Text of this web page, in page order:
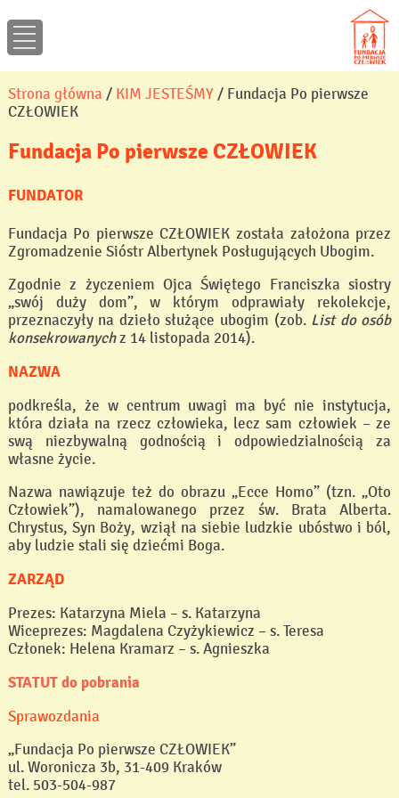
Strona główna / KIM JESTEŚMY/ Fundacja Po pierwsze
CZŁOWIEK
Fundacja Po pierwsze CZŁOWIEK
FUNDATOR
Fundacja Po pierwsze CZŁOWIEK została założona przez
Zgromadzenie Sióstr Albertynek Posługujących Ubogim.
Zgodnie z życzeniem Ojca Świętego Franciszka siostry
„swój duży dom”, w którym odprawiały rekolekcje,
przeznaczyły na dzieło służące ubogim (zob. List do osób
konsekrowanychz 14 listopada 2014).
NAZWA
podkreśla, że w centrum uwagi ma być nie instytucja,
która działa na rzecz człowieka, lecz sam człowiek – ze
swą niezbywalną godnością i odpowiedzialnością za
własne życie.
Nazwa nawiązuje też do obrazu „Ecce Homo” (tzn. „Oto
Człowiek”), namalowanego przez św. Brata Alberta.
Chrystus, Syn Boży, wziął na siebie ludzkie ubóstwo i ból,
aby ludzie stali się dziećmi Boga.
ZARZĄD
Prezes: Katarzyna Miela – s. Katarzyna
Wiceprezes: Magdalena Czyżykiewicz – s. Teresa
Członek: Helena Kramarz – s. Agnieszka
STATUT do pobrania
Sprawozdania
„Fundacja Po pierwsze CZŁOWIEK”
ul. Woronicza 3b, 31-409 Kraków
tel. 503-504-987